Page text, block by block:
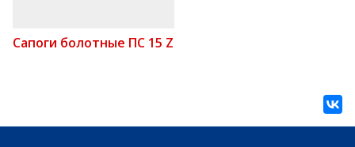
Сапоги болотные ПС 15 Z